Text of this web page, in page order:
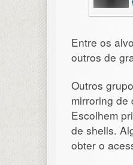
Entre os
outros de
Outros
mirroring de
Escolhem
de shells.
obter o